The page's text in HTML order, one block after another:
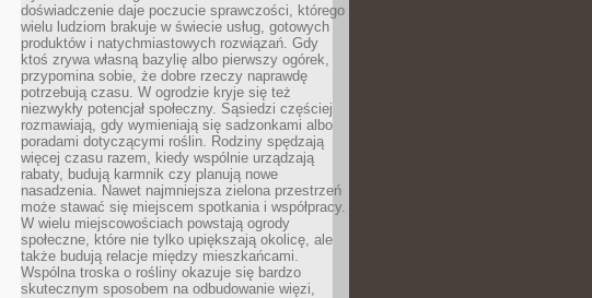
doświadczenie daje poczucie sprawczości, którego
wielu ludziom brakuje w świecie usług, gotowych
produktów i natychmiastowych rozwiązań. Gdy
ktoś zrywa własną bazylię albo pierwszy ogórek,
przypomina sobie, że dobre rzeczy naprawdę
potrzebują czasu. W ogrodzie kryje się też
niezwykły potencjał społeczny. Sąsiedzi częściej
rozmawiają, gdy wymieniają się sadzonkami albo
poradami dotyczącymi roślin. Rodziny spędzają
więcej czasu razem, kiedy wspólnie urządzają
rabaty, budują karmnik czy planują nowe
nasadzenia. Nawet najmniejsza zielona przestrzeń
może stawać się miejscem spotkania i współpracy.
W wielu miejscowościach powstają ogrody
społeczne, które nie tylko upiększają okolicę, ale
także budują relacje między mieszkańcami.
Wspólna troska o rośliny okazuje się bardzo
skutecznym sposobem na odbudowanie więzi,